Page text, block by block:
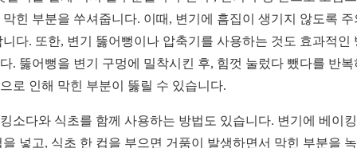
막힌 부분을 쑤셔줍니다. 이때, 변기에 흠집이 생기지 않도록 주
니다. 또한, 변기 뚫어뻥이나 압축기를 사용하는 것도 효과적인
. 뚫어뻥을 변기 구멍에 밀착시킨 후, 힘껏 눌렀다 뺐다를 반복
로 인해 막힌 부분이 뚫릴 수 있습니다.
소다와 식초를 함께 사용하는 방법도 있습니다. 변기에 베이
을 넣고, 식초 한 컵을 부으면 거품이 발생하면서 막힌 부분을